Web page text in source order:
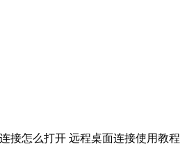
接怎么打开 远程桌面连接使用教程